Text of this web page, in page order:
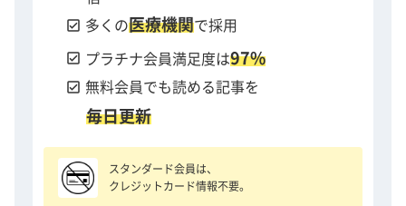
check_box 多くの医療機関で採用
check_box プラチナ会員満足度は97%
check_box 無料会員でも読める記事を
毎日更新
スタンダード会員は、
クレジットカード情報不要。